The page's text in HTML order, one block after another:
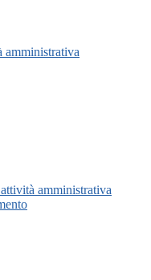
amministrativa
amministrativa